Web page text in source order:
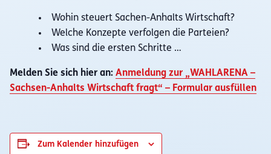
Wohin steuert Sachen-Anhalts Wirtschaft?
Welche Konzepte verfolgen die Parteien?
Was sind die ersten Schritte …
Melden Sie sich hier an: Anmeldung zur „WAHLARENA –
Sachsen-Anhalts Wirtschaft fragt“ – Formular ausfüllen
Zum Kalender hinzufügen